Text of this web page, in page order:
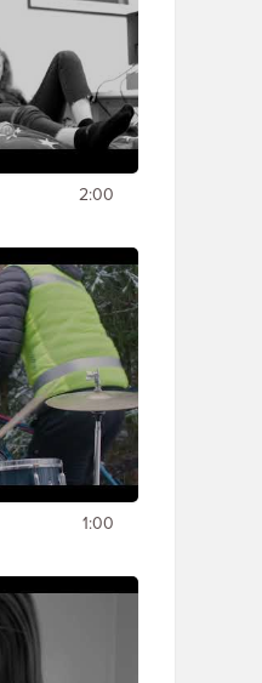
2:00
1:00